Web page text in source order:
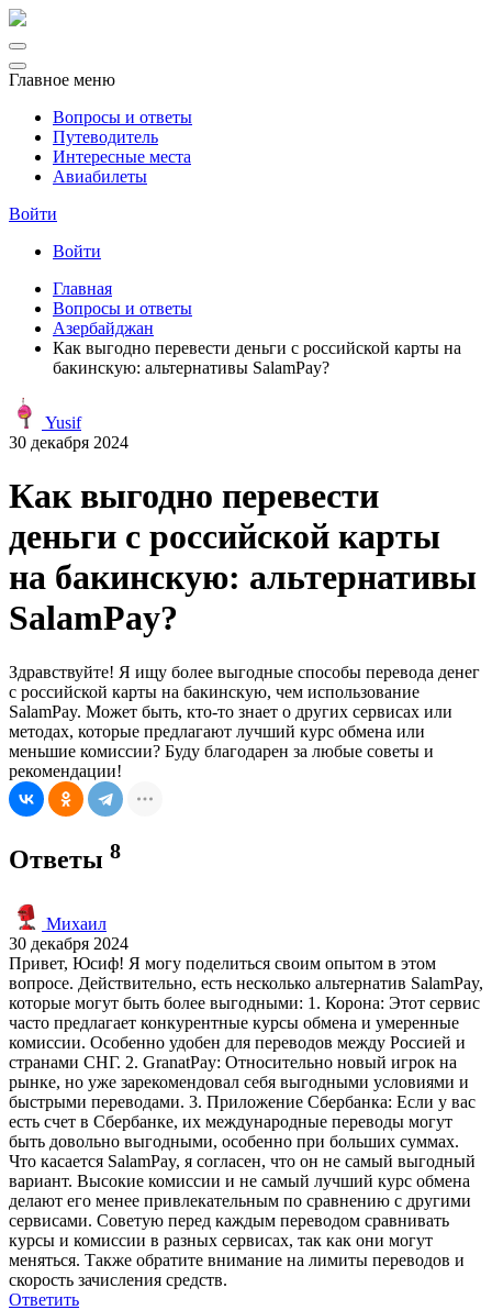
Главное меню
Вопросы и ответы
Путеводитель
Интересные места
Авиабилеты
Войти
Войти
Главная
Вопросы и ответы
Азербайджан
Как выгодно перевести деньги с российской карты на
бакинскую: альтернативы SalamPay?
Yusif
30 декабря 2024
Как выгодно перевести
деньги с российской карты
на бакинскую: альтернативы
SalamPay?
Здравствуйте! Я ищу более выгодные способы перевода денег
с российской карты на бакинскую, чем использование
SalamPay. Может быть, кто-то знает о других сервисах или
методах, которые предлагают лучший курс обмена или
меньшие комиссии? Буду благодарен за любые советы и
рекомендации!
Ответы 8
Михаил
30 декабря 2024
Привет, Юсиф! Я могу поделиться своим опытом в этом
вопросе. Действительно, есть несколько альтернатив SalamPay,
которые могут быть более выгодными: 1. Корона: Этот сервис
часто предлагает конкурентные курсы обмена и умеренные
комиссии. Особенно удобен для переводов между Россией и
странами СНГ. 2. GranatPay: Относительно новый игрок на
рынке, но уже зарекомендовал себя выгодными условиями и
быстрыми переводами. 3. Приложение Сбербанка: Если у вас
есть счет в Сбербанке, их международные переводы могут
быть довольно выгодными, особенно при больших суммах.
Что касается SalamPay, я согласен, что он не самый выгодный
вариант. Высокие комиссии и не самый лучший курс обмена
делают его менее привлекательным по сравнению с другими
сервисами. Советую перед каждым переводом сравнивать
курсы и комиссии в разных сервисах, так как они могут
меняться. Также обратите внимание на лимиты переводов и
скорость зачисления средств.
Ответить